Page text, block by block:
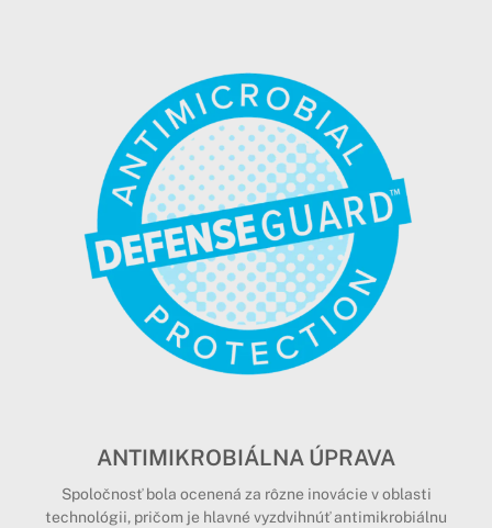
ANTIMIKROBIÁLNA ÚPRAVA
Spoločnosť bola ocenená za rôzne inovácie v oblasti
technológii, pričom je hlavné vyzdvihnúť antimikrobiálnu